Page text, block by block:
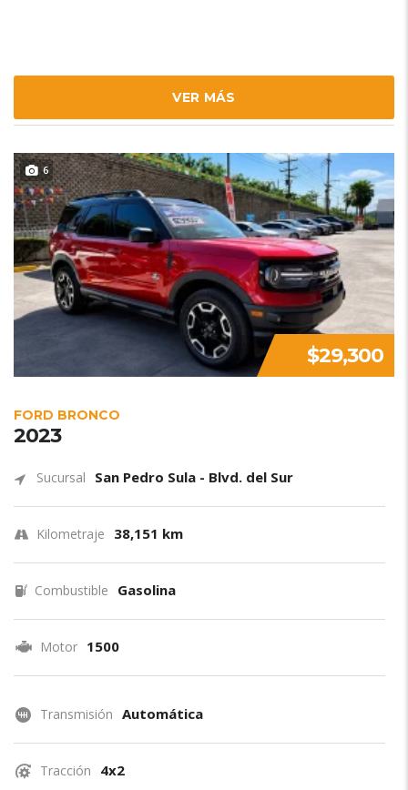
VER MÁS
6
$29,300
FORD BRONCO
2023
Sucursal San Pedro Sula - Blvd. del Sur
Kilometraje 38,151 km
Combustible Gasolina
Motor 1500
Transmisión Automática
Tracción 4x2